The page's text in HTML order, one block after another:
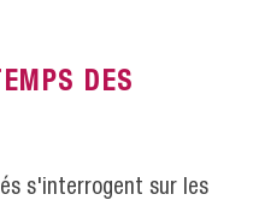
DES
s'interrogent sur les